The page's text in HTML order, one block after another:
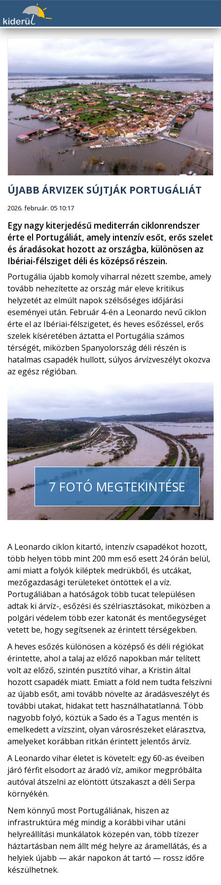
ÚJABB ÁRVIZEK SÚJTJÁK PORTUGÁLIÁT
2026. február. 05 10:17
Egy nagy kiterjedésű mediterrán ciklonrendszer
érte el Portugáliát, amely intenzív esőt, erős szelet
és áradásokat hozott az országba, különösen az
Ibériai-félsziget déli és középső részein.
Portugália újabb komoly viharral nézett szembe, amely
tovább nehezítette az ország már eleve kritikus
helyzetét az elmúlt napok szélsőséges időjárási
eseményei után. Február 4-én a Leonardo nevű ciklon
érte el az Ibériai-félszigetet, és heves esőzéssel, erős
szelek kíséretében áztatta el Portugália számos
térségét, miközben Spanyolország déli részén is
hatalmas csapadék hullott, súlyos árvízveszélyt okozva
az egész régióban.
7 FOTÓ MEGTEKINTÉSE
A Leonardo ciklon kitartó, intenzív csapadékot hozott,
több helyen több mint 200 mm eső esett 24 órán belül,
ami miatt a folyók kiléptek medrükből, és utcákat,
mezőgazdasági területeket öntöttek el a víz.
Portugáliában a hatóságok több tucat településen
adtak ki árvíz-, esőzési és szélriasztásokat, miközben a
polgári védelem több ezer katonát és mentőegységet
vetett be, hogy segítsenek az érintett térségekben.
A heves esőzés különösen a középső és déli régiókat
érintette, ahol a talaj az előző napokban már telített
volt az előző, szintén pusztító vihar, a Kristin által
hozott csapadék miatt. Emiatt a föld nem tudta felszívni
az újabb esőt, ami tovább növelte az áradásveszélyt és
további utakat, hidakat tett használhatatlanná. Több
nagyobb folyó, köztük a Sado és a Tagus mentén is
emelkedett a vízszint, olyan városrészeket elárasztva,
amelyeket korábban ritkán érintett jelentős árvíz.
A Leonardo vihar életet is követelt: egy 60-as éveiben
járó férfit elsodort az áradó víz, amikor megpróbálta
autóval átszelni az elöntött útszakaszt a déli Serpa
környékén.
Nem könnyű most Portugáliának, hiszen az
infrastruktúra még mindig a korábbi vihar utáni
helyreállítási munkálatok közepén van, több tízezer
háztartásban nem állt még helyre az áramellátás, és a
helyiek újabb — akár napokon át tartó — rossz időre
készülhetnek.